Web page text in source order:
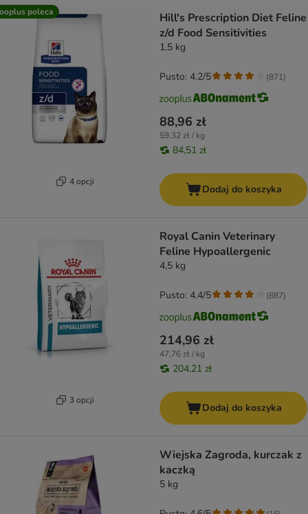
poleca
4 opcji
Hill's Prescription Diet Feline
z/d Food Sensitivities
1,5 kg
88,96 zł
59,32 zł / kg
84,51 zł
Pusto: 4.2/5 (871)
Dodaj do koszyka
3 opcji
Royal Canin Veterinary
Feline Hypoallergenic
4,5 kg
214,96 zł
47,76 zł / kg
204,21 zł
Pusto: 4.4/5 (887)
Dodaj do koszyka
Wiejska Zagroda, kurczak z
kaczką
5 kg